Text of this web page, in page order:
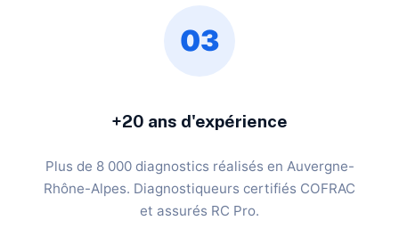
03
+20 ans d'expérience
Plus de 8 000 diagnostics réalisés en Auvergne-
Rhône-Alpes. Diagnostiqueurs certifiés COFRAC
et assurés RC Pro.